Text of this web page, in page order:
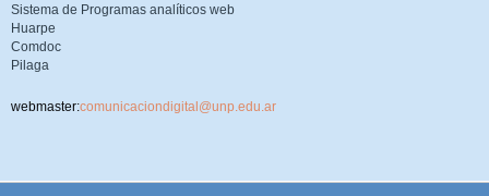
Sistema de Programas analíticos web
Huarpe
Comdoc
Pilaga
webmaster:comunicaciondigital@unp.edu.ar